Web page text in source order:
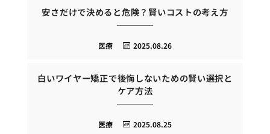
安さだけで決めると危険？賢いコストの考え方
2025.08.26
医療
白いワイヤー矯正で後悔しないための賢い選択と
ケア方法
2025.08.25
医療